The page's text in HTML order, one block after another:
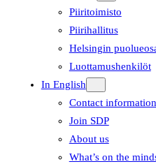
Piiritoimisto
Piirihallitus
Helsingin
Luottamushenkilöt
In English
Contact information
Join SDP
About us
What’s on the